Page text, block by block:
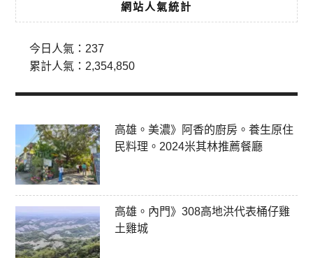
網站人氣統計
今日人氣： 237
累計人氣： 2,354,850
高雄。美濃》阿香的廚房。養生原住
民料理。2024米其林推薦餐廳
高雄。內門》308高地洪代表桶仔雞
土雞城